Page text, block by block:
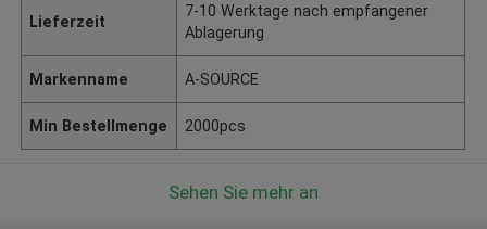
Lieferzeit
7-10 Werktage nach empfangener
Ablagerung
Markenname A-SOURCE
Min Bestellmenge 2000pcs
Sehen Sie mehr an